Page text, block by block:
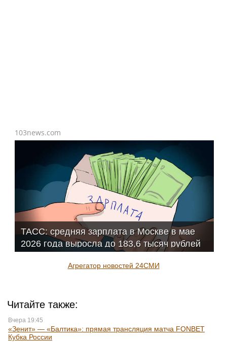
103news.com
ТАСС: средняя зарплата в Москве в мае
2026 года выросла до 183,6 тысяч рублей
Агрегатор новостей 24СМИ
Читайте также:
Вчера 19:45
«Зенит» — «Балтика»: прямая трансляция матча FONBET
Кубка России